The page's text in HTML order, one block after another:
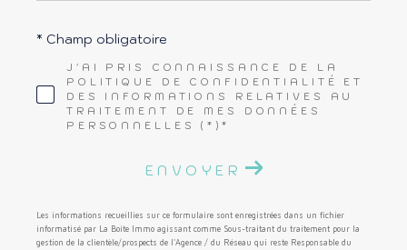
J'AI PRIS CONNAISSANCE DE LA
POLITIQUE DE CONFIDENTIALITÉ ET
DES INFORMATIONS RELATIVES AU
TRAITEMENT DE MES DONNÉES
PERSONNELLES (*)*
* Champ obligatoire
ENVOYER
Les informations recueillies sur ce formulaire sont enregistrées dans un fichier
informatisé par La Boite Immo agissant comme Sous-traitant du traitement pour la
gestion de la clientèle/prospects de l'Agence / du Réseau qui reste Responsable du